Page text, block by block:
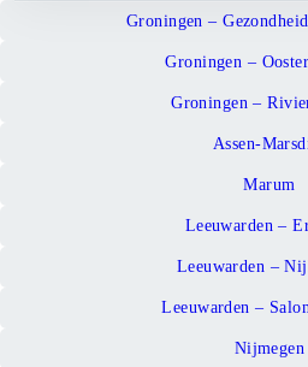
Groningen –
Groningen –
Groningen –
Assen-
Marum
Leeuwarden –
Leeuwarden –
Leeuwarden –
Nijmegen